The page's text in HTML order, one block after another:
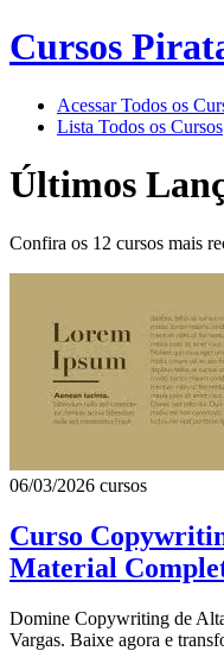
Cursos
Acessar Todos os
Lista Todos os Cursos
Últimos
Confira os 12 cursos mais
06/03/2026 cursos
Curso
Material
Domine Copywriting de
Vargas. Baixe agora e